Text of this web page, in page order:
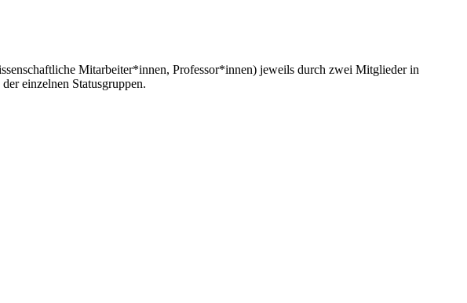
Mitarbeiter*innen, Professor*innen) jeweils durch zwei Mitglieder in
einzelnen Statusgruppen.